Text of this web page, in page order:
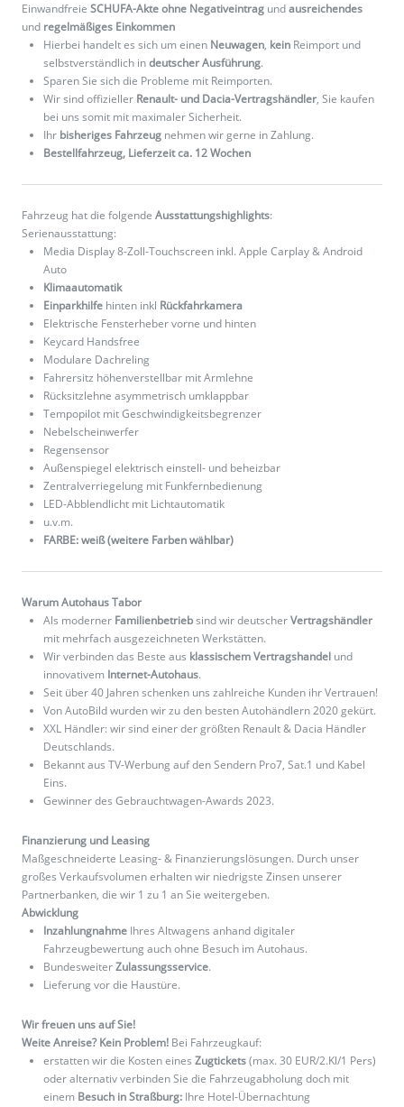
Einwandfreie SCHUFA-Akte ohne Negativeintrag undausreichendes
und regelmäßiges Einkommen
Hierbei handelt es sich um einen Neuwagen, kein Reimport und
selbstverständlich indeutscher Ausführung.
Sparen Sie sich die Probleme mit Reimporten.
Wir sind offizieller Renault- und Dacia-Vertragshändler, Sie kaufen
bei uns somit mit maximaler Sicherheit.
Ihr bisheriges Fahrzeug nehmen wir gerne in Zahlung.
Bestellfahrzeug, Lieferzeit ca. 12 Wochen
Fahrzeug hat die folgende Ausstattungshighlights:
Serienausstattung:
Media Display 8-Zoll-Touchscreen inkl. Apple Carplay & Android
Auto
Klimaautomatik
Einparkhilfe hinten inkl Rückfahrkamera
Elektrische Fensterheber vorne und hinten
Keycard Handsfree
Modulare Dachreling
Fahrersitz höhenverstellbar mit Armlehne
Rücksitzlehne asymmetrisch umklappbar
Tempopilot mit Geschwindigkeitsbegrenzer
Nebelscheinwerfer
Regensensor
Außenspiegel elektrisch einstell- und beheizbar
Zentralverriegelung mit Funkfernbedienung
LED-Abblendlicht mit Lichtautomatik
u.v.m.
FARBE: weiß (weitere Farben wählbar)
Warum Autohaus Tabor
Als moderner Familienbetriebsind wir deutscherVertragshändler
mit mehrfach ausgezeichneten Werkstätten.
Wir verbinden das Beste aus klassischem Vertragshandel und
innovativem Internet-Autohaus.
Seit über 40 Jahren schenken uns zahlreiche Kunden ihr Vertrauen!
Von AutoBild wurden wir zu den besten Autohändlern 2020 gekürt.
XXL Händler: wir sind einer der größten Renault & Dacia Händler
Deutschlands.
Bekannt aus TV-Werbung auf den Sendern Pro7, Sat.1 und Kabel
Eins.
Gewinner des Gebrauchtwagen-Awards 2023.
Finanzierung und Leasing
Maßgeschneiderte Leasing- & Finanzierungslösungen. Durch unser
großes Verkaufsvolumen erhalten wir niedrigste Zinsen unserer
Partnerbanken, die wir 1 zu 1 an Sie weitergeben.
Abwicklung
Inzahlungnahme Ihres Altwagens anhand digitaler
Fahrzeugbewertung auch ohne Besuch im Autohaus.
BundesweiterZulassungsservice.
Lieferung vor die Haustüre.
Wir freuen uns auf Sie!
Weite Anreise? Kein Problem! Bei Fahrzeugkauf:
erstatten wir die Kosten eines Zugtickets(max. 30 EUR/2.Kl/1 Pers)
oder alternativ verbinden Sie die Fahrzeugabholung doch mit
einem Besuch in Straßburg: Ihre Hotel-Übernachtung